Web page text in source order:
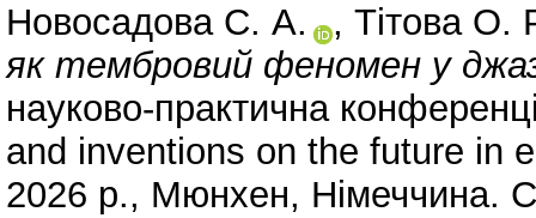
Новосадова С. А. , Тітова О.
як тембровий феномен у
науково-практична
and inventions on the future in
2026 р., Мюнхен, Німеччина.